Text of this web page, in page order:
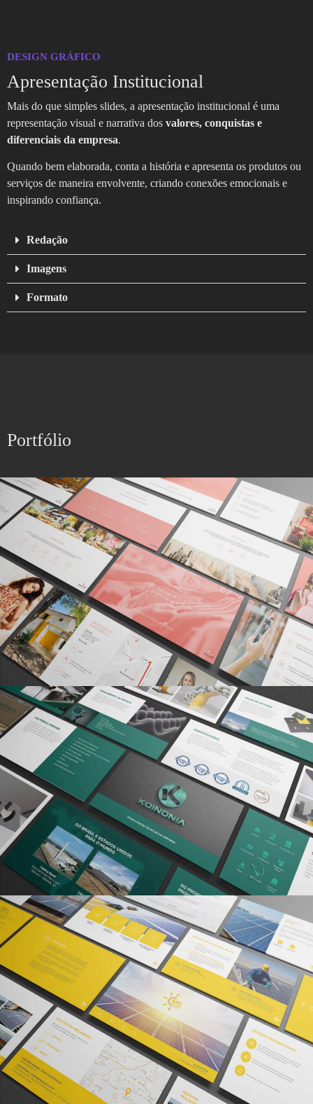
DESIGN GRÁFICO
Apresentação Institucional
Mais do que simples slides, a apresentação institucional é uma
representação visual e narrativa dos valores, conquistas e
diferenciais da empresa.
Quando bem elaborada, conta a história e apresenta os produtos ou
serviços de maneira envolvente, criando conexões emocionais e
inspirando confiança.
Redação
Imagens
Formato
Portfólio